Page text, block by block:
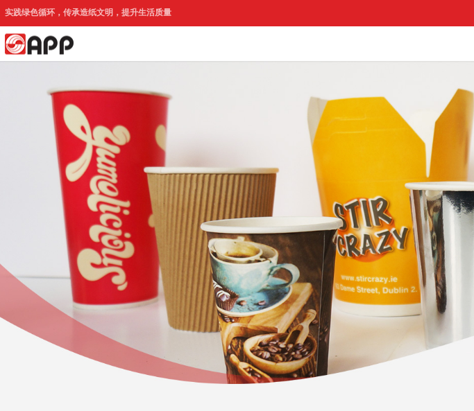
实践绿色循环，传承造纸文明，提升生活质量